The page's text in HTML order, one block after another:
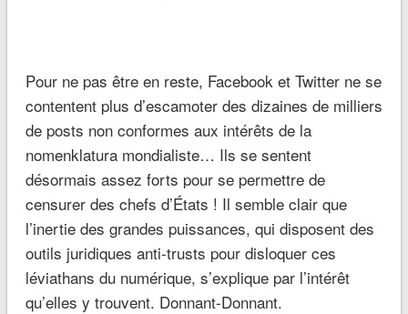
Pour ne pas être en reste, Facebook et Twitter ne se
contentent plus d’escamoter des dizaines de milliers
de posts non conformes aux intérêts de la
nomenklatura mondialiste… Ils se sentent
désormais assez forts pour se permettre de
censurer des chefs d’États ! Il semble clair que
l’inertie des grandes puissances, qui disposent des
outils juridiques anti-trusts pour disloquer ces
léviathans du numérique, s’explique par l’intérêt
qu’elles y trouvent. Donnant-Donnant.